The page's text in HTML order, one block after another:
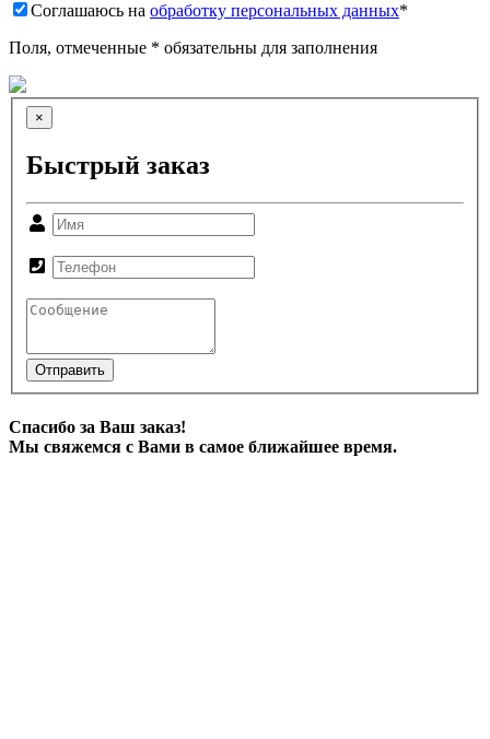
Соглашаюсь на обработку персональных данных*
Поля, отмеченные * обязательны для заполнения
×
Быстрый заказ
Отправить
Спасибо за Ваш заказ!
Мы свяжемся с Вами в самое ближайшее время.